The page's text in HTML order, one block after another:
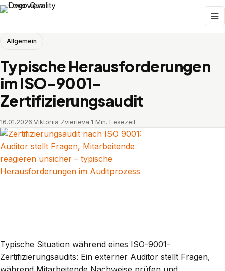
Allgemein
Typische Herausforderungen
im ISO-9001-
Zertifizierungsaudit
16.01.2026·Viktoriia Zvierieva·1 Min. Lesezeit
Typische Situation während eines ISO-9001-
Zertifizierungsaudits: Ein externer Auditor stellt Fragen,